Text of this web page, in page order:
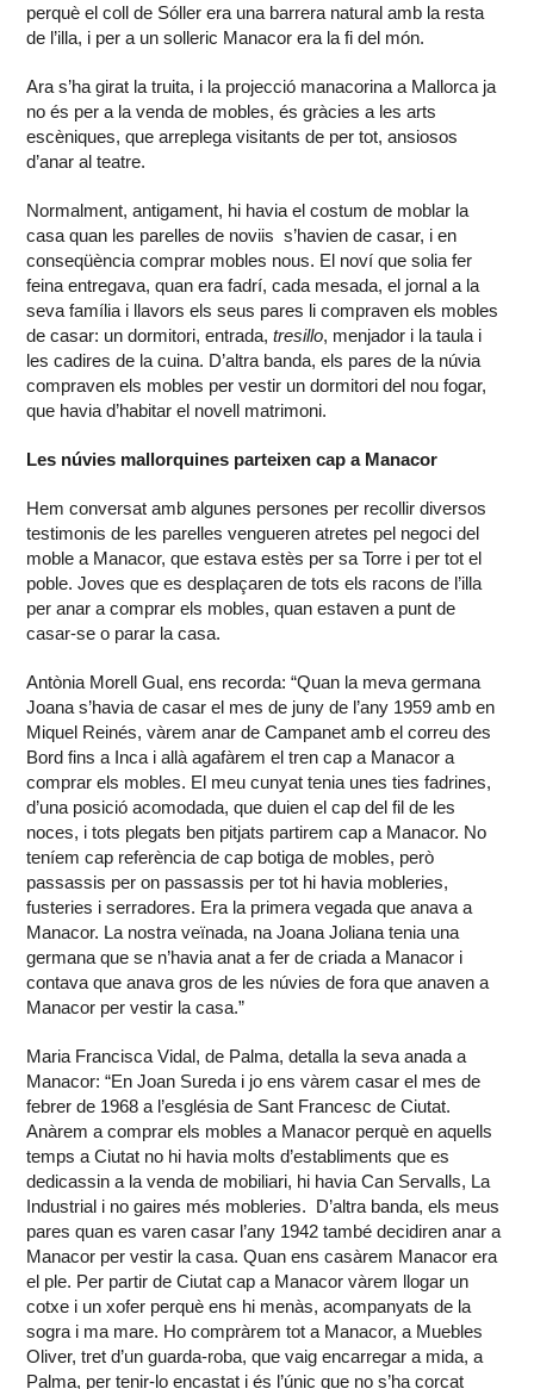
perquè el coll de Sóller era una barrera natural amb la resta
de l’illa, i per a un solleric Manacor era la fi del món.
Ara s’ha girat la truita, i la projecció manacorina a Mallorca ja
no és per a la venda de mobles, és gràcies a les arts
escèniques, que arreplega visitants de per tot, ansiosos
d’anar al teatre.
Normalment, antigament, hi havia el costum de moblar la
casa quan les parelles de noviis s’havien de casar, i en
conseqüència comprar mobles nous. El noví que solia fer
feina entregava, quan era fadrí, cada mesada, el jornal a la
seva família i llavors els seus pares li compraven els mobles
de casar: un dormitori, entrada,tresillo, menjador i la taula i
les cadires de la cuina. D’altra banda, els pares de la núvia
compraven els mobles per vestir un dormitori del nou fogar,
que havia d’habitar el novell matrimoni.
Les núvies mallorquines parteixen cap a Manacor
Hem conversat amb algunes persones per recollir diversos
testimonis de les parelles vengueren atretes pel negoci del
moble a Manacor, que estava estès per sa Torre i per tot el
poble. Joves que es desplaçaren de tots els racons de l’illa
per anar a comprar els mobles, quan estaven a punt de
casar-se o parar la casa.
Antònia Morell Gual, ens recorda: “Quan la meva germana
Joana s’havia de casar el mes de juny de l’any 1959 amb en
Miquel Reinés, vàrem anar de Campanet amb el correu des
Bord fins a Inca i allà agafàrem el tren cap a Manacor a
comprar els mobles. El meu cunyat tenia unes ties fadrines,
d’una posició acomodada, que duien el cap del fil de les
noces, i tots plegats ben pitjats partirem cap a Manacor. No
teníem cap referència de cap botiga de mobles, però
passassis per on passassis per tot hi havia mobleries,
fusteries i serradores. Era la primera vegada que anava a
Manacor. La nostra veïnada, na Joana Joliana tenia una
germana que se n’havia anat a fer de criada a Manacor i
contava que anava gros de les núvies de fora que anaven a
Manacor per vestir la casa.”
Maria Francisca Vidal, de Palma, detalla la seva anada a
Manacor: “En Joan Sureda i jo ens vàrem casar el mes de
febrer de 1968 a l’església de Sant Francesc de Ciutat.
Anàrem a comprar els mobles a Manacor perquè en aquells
temps a Ciutat no hi havia molts d’establiments que es
dedicassin a la venda de mobiliari, hi havia Can Servalls, La
Industrial i no gaires més mobleries. D’altra banda, els meus
pares quan es varen casar l’any 1942 també decidiren anar a
Manacor per vestir la casa. Quan ens casàrem Manacor era
el ple. Per partir de Ciutat cap a Manacor vàrem llogar un
cotxe i un xofer perquè ens hi menàs, acompanyats de la
sogra i ma mare. Ho compràrem tot a Manacor, a Muebles
Oliver, tret d’un guarda-roba, que vaig encarregar a mida, a
Palma, per tenir-lo encastat i és l’únic que no s’ha corcat